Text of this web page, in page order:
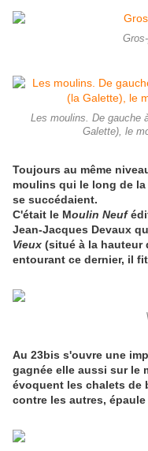
Les moulins. De gauche
Galette), le
Toujours au même
moulins qui le long de
se succédaient.
C'était le Moulin Neuf
Jean-Jacques Devaux
Vieux (situé à la hauteur
entourant ce dernier, il
Au 23bis s'ouvre une
gagnée elle aussi sur le
évoquent les chalets de
contre les autres,